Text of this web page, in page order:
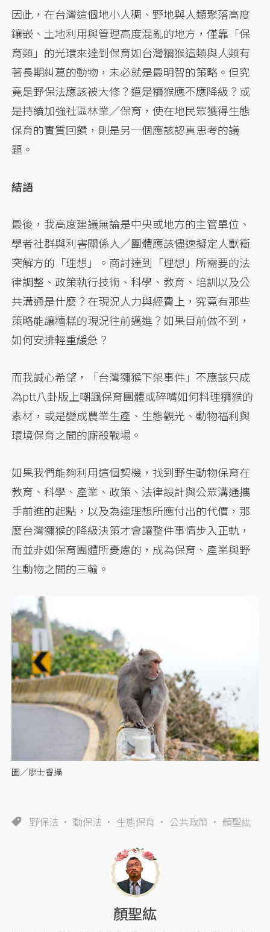
因此，在台灣這個地小人稠、野地與人類聚落高度
鑲嵌、土地利用與管理高度混亂的地方，僅靠「保
育類」的光環來達到保育如台灣獼猴這類與人類有
著長期糾葛的動物，未必就是最明智的策略。但究
竟是野保法應該被大修？還是獼猴應不應降級？或
是持續加強社區林業／保育，使在地民眾獲得生態
保育的實質回饋，則是另一個應該認真思考的議
題。
結語
最後，我高度建議無論是中央或地方的主管單位、
學者社群與利害關係人／團體應該儘速擬定人獸衝
突解方的「理想」。商討達到「理想」所需要的法
律調整、政策執行技術、科學、教育、培訓以及公
共溝通是什麼？在現況人力與經費上，究竟有那些
策略能讓糟糕的現況往前邁進？如果目前做不到，
如何安排輕重緩急？
而我誠心希望，「台灣獼猴下架事件」不應該只成
為ptt八卦版上嘲諷保育團體或碎嘴如何料理獼猴的
素材，或是變成農業生產、生態觀光、動物福利與
環境保育之間的廝殺戰場。
如果我們能夠利用這個契機，找到野生動物保育在
教育、科學、產業、政策、法律設計與公眾溝通攜
手前進的起點，以及為達理想所應付出的代價，那
麼台灣獼猴的降級決策才會讓整件事情步入正軌，
而並非如保育團體所憂慮的，成為保育、產業與野
生動物之間的三輸。
圖／廖士睿攝
野保法 動保法 生態保育 公共政策 顏聖紘
顏聖紘